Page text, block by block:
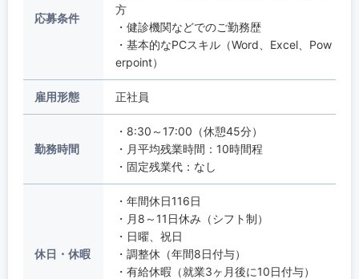
応募条件
方
・健診機関などでのご勤務歴
・基本的なPCスキル（Word、Excel、Pow
erpoint）
雇用形態 正社員
勤務時間
・8:30～17:00（休憩45分）
・月平均残業時間：10時間程
・固定残業代：なし
休日・休暇
・年間休日116日
・月8～11日休み（シフト制）
・日曜、祝日
・調整休（年間8日付与）
・有給休暇（就業3ヶ月後に10日付与）